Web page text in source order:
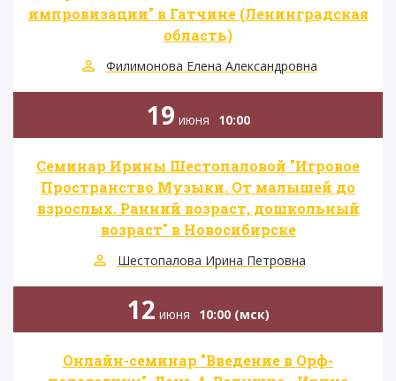
импровизации" в Гатчине (Ленинградская
область)
Филимонова Елена Александровна
19 июня 10:00
Семинар Ирины Шестопаловой "Игровое
Пространство Музыки. От малышей до
взрослых. Ранний возраст, дошкольный
возраст" в Новосибирске
Шестопалова Ирина Петровна
12 июня 10:00 (мск)
Онлайн-семинар "Введение в Орф-